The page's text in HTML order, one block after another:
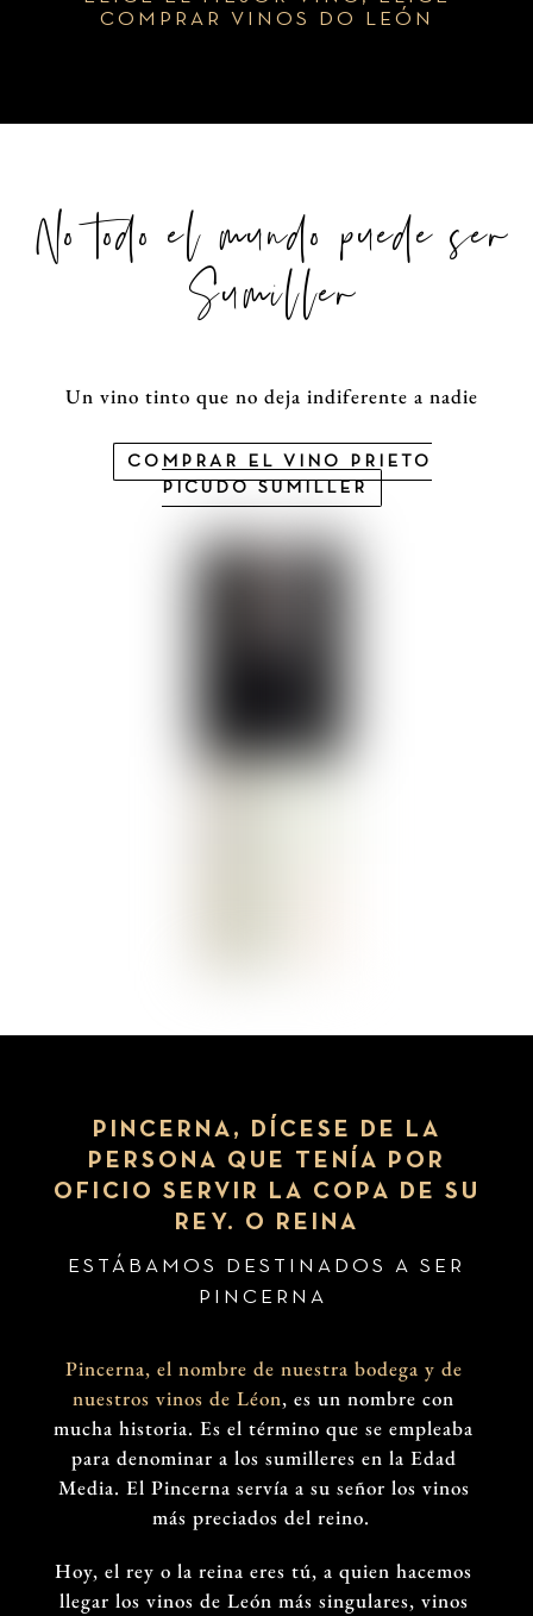
COMPRAR VINOS DO LEÓN
No todo el mundo puede ser
Sumiller
Un vino tinto que no deja indiferente a nadie
COMPRAR EL VINO PRIETO
PICUDO SUMILLER
PINCERNA, DÍCESE DE LA
PERSONA QUE TENÍA POR
OFICIO SERVIR LA COPA DE SU
REY. O REINA
ESTÁBAMOS DESTINADOS A SER
PINCERNA
Pincerna, el nombre de nuestra bodega y de
nuestros vinos de Léon, es un nombre con
mucha historia. Es el término que se empleaba
para denominar a los sumilleres en la Edad
Media. El Pincerna servía a su señor los vinos
más preciados del reino.
Hoy, el rey o la reina eres tú, a quien hacemos
llegar los vinos de León más singulares, vinos